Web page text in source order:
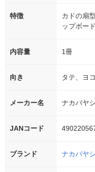
特徴
カドの扇
ップボード
内容量 1冊
向き タテ、ヨコ
メーカー名 ナカバヤシ
JANコード
ブランド ナカバヤシ